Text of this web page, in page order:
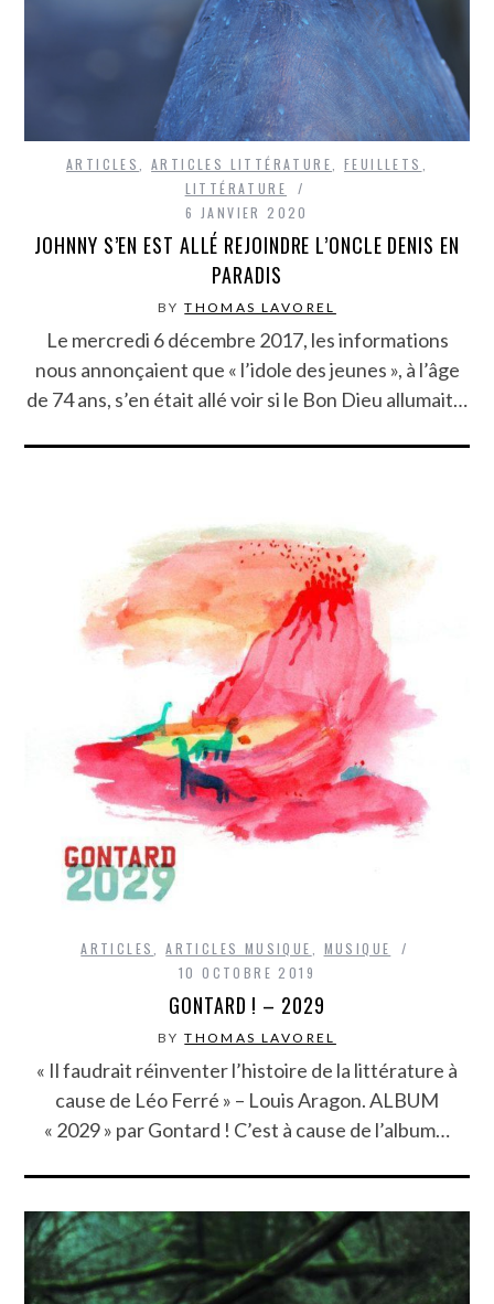
ARTICLES ,ARTICLES LITTÉRATURE FEUILLETS
LITTÉRATURE
6 JANVIER 2020
JOHNNY S’EN EST ALLÉ REJOINDRE L’ONCLE DENIS EN
PARADIS
BYTHOMAS LAVOREL
Le mercredi 6 décembre 2017, les informations
nous annonçaient que « l’idole des jeunes », à l’âge
de 74 ans, s’en était allé voir si le Bon Dieu allumait…
ARTICLES ,ARTICLES MUSIQUE
MUSIQUE
10 OCTOBRE 2019
GONTARD ! – 2029
BYTHOMAS LAVOREL
« Il faudrait réinventer l’histoire de la littérature à
cause de Léo Ferré » – Louis Aragon. ALBUM
« 2029 » par Gontard ! C’est à cause de l’album…